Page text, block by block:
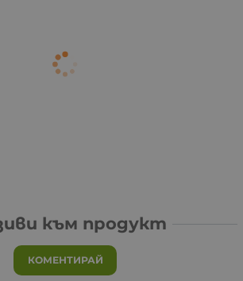
към продукт
КОМЕНТИРАЙ